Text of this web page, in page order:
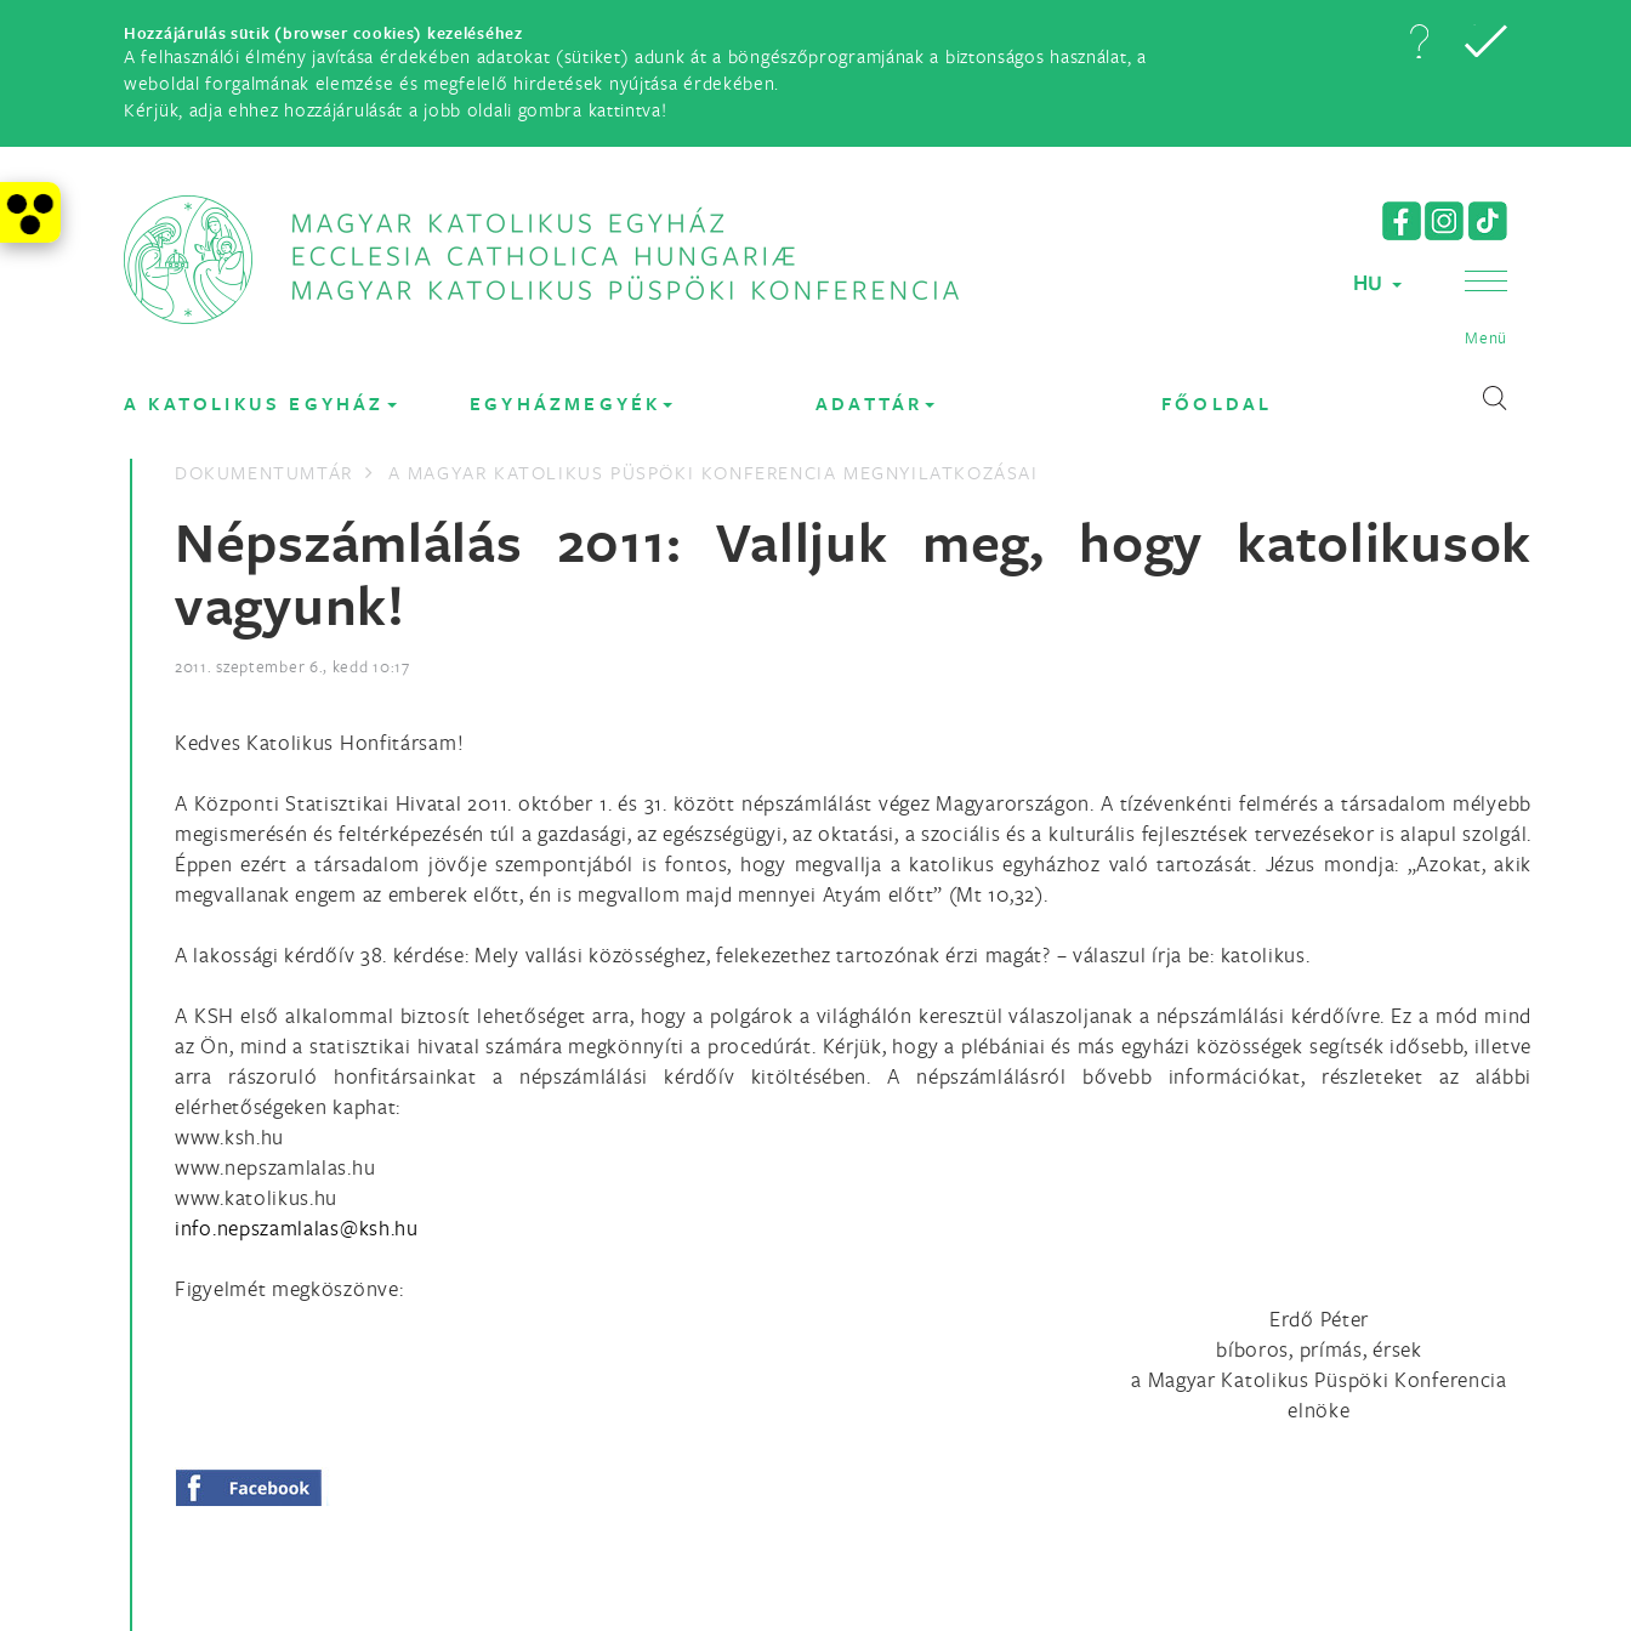
Hozzájárulás sütik (browser cookies) kezeléséhez
A felhasználói élmény javítása érdekében adatokat (sütiket) adunk át a böngészőprogramjának a biztonságos használat, a
weboldal forgalmának elemzése és megfelelő hirdetések nyújtása érdekében.
Kérjük, adja ehhez hozzájárulását a jobb oldali gombra kattintva!
HU
Menü
A KATOLIKUS EGYHÁZ EGYHÁZMEGYÉK ADATTÁR FŐOLDAL
DOKUMENTUMTÁR A MAGYAR KATOLIKUS PÜSPÖKI KONFERENCIA MEGNYILATKOZÁSAI
Népszámlálás 2011: Valljuk meg, hogy katolikusok
vagyunk!
2011. szeptember 6., kedd 10:17
Kedves Katolikus Honfitársam!
A Központi Statisztikai Hivatal 2011. október 1. és 31. között népszámlálást végez Magyarországon. A tízévenkénti felmérés a társadalom mélyebb
megismerésén és feltérképezésén túl a gazdasági, az egészségügyi, az oktatási, a szociális és a kulturális fejlesztések tervezésekor is alapul szolgál.
Éppen ezért a társadalom jövője szempontjából is fontos, hogy megvallja a katolikus egyházhoz való tartozását. Jézus mondja: „Azokat, akik
megvallanak engem az emberek előtt, én is megvallom majd mennyei Atyám előtt” (Mt 10,32).
A lakossági kérdőív 38. kérdése: Mely vallási közösséghez, felekezethez tartozónak érzi magát? – válaszul írja be: katolikus.
A KSH első alkalommal biztosít lehetőséget arra, hogy a polgárok a világhálón keresztül válaszoljanak a népszámlálási kérdőívre. Ez a mód mind
az Ön, mind a statisztikai hivatal számára megkönnyíti a procedúrát. Kérjük, hogy a plébániai és más egyházi közösségek segítsék idősebb, illetve
arra rászoruló honfitársainkat a népszámlálási kérdőív kitöltésében. A népszámlálásról bővebb információkat, részleteket az alábbi
elérhetőségeken kaphat:
www.ksh.hu
www.nepszamlalas.hu
www.katolikus.hu
Figyelmét megköszönve:
Erdő Péter
bíboros, prímás, érsek
a Magyar Katolikus Püspöki Konferencia
elnöke